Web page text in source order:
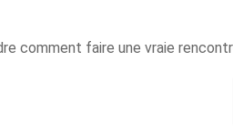
comment faire une vraie